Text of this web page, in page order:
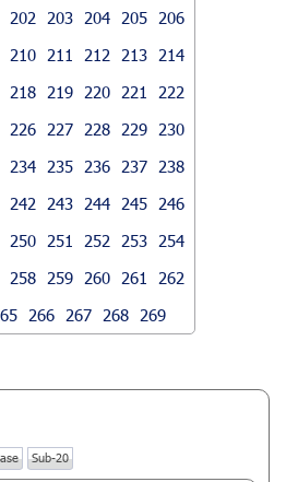
202 203 204 205
206
210 211 212 213
214
218 219 220 221
222
226 227 228 229
230
234 235 236 237
238
242 243 244 245
246
250 251 252 253
254
258 259 260 261
262
266 267 268 269
Sub-20